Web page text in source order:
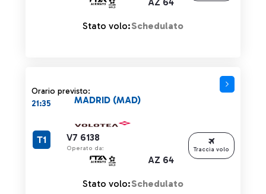
Stato volo:Schedulato
Orario previsto:
21:35
V7 6138
Operato da:
AZ 64
MADRID (MAD)
T1
Stato volo:Schedulato
Traccia volo